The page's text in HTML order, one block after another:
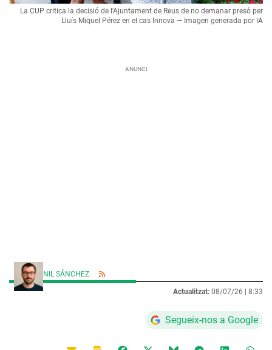
La CUP critica la decisió de l'Ajuntament de Reus de no demanar presó per
Lluís Miquel Pérez en el cas Innova — Imagen generada por IA
NIL SÁNCHEZ
Actualitzat: 08/07/26 | 8:33
Segueix-nos a Google